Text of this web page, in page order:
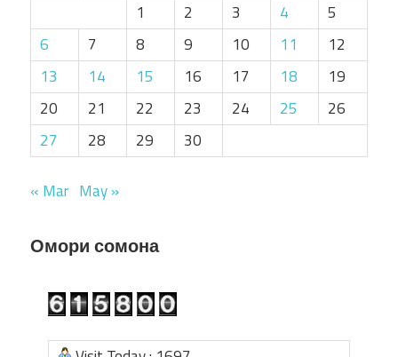
1
2 3 4
5
6
7 8 9 10 11
12
13
14 15 16 17 18
19
20
21 22 23 24 25
26
27
28 29 30
« Mar May »
Омори сомона